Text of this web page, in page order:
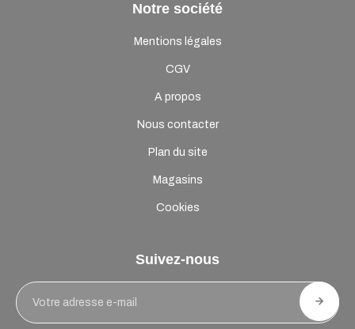
Notre société
Mentions légales
CGV
A propos
Nous contacter
Plan du site
Magasins
Cookies
Suivez-nous